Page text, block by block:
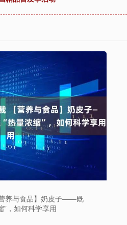
养与食品】奶皮子——既
”，如何科学享用